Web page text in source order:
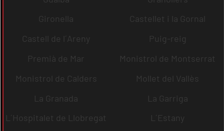
Gironella
Castellet i la Gornal
Castell de l´Areny
Puig-reig
Premià de Mar
Monistrol de Montserrat
Monistrol de Calders
Mollet del Vallès
La Granada
La Garriga
L´Hospitalet de Llobregat
L´Estany